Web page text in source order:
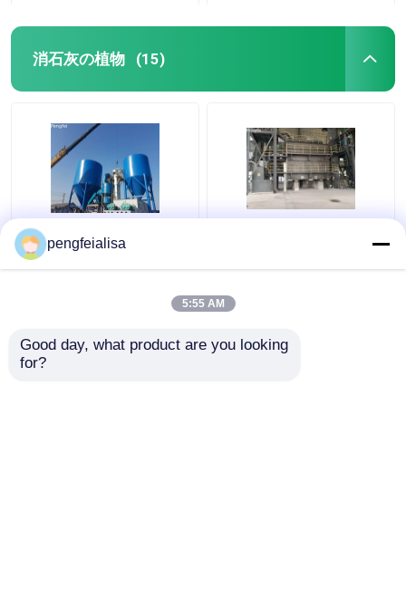
消石灰の植物 (15)
Pengfeiの速い石灰
10000トンの消石灰の
石灰岩70000 tpy ISOの
pengfeialisa
5:55 AM
Good day, what product are you looking
for?